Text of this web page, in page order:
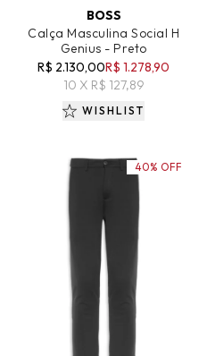
BOSS
Calça Masculina Social H
Genius - Preto
R$ 2.130,00R$ 1.278,90
10 X R$ 127,89
WISHLIST
40% OFF